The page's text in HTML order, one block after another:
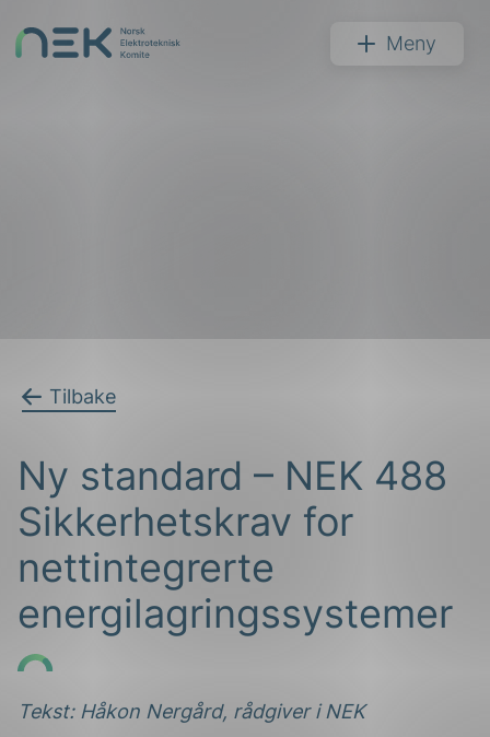
NEK Meny
Tilbake
Ny standard – NEK 488
Sikkerhetskrav for
nettintegrerte
energilagringssystemer
Tekst: Håkon Nergård, rådgiver i NEK